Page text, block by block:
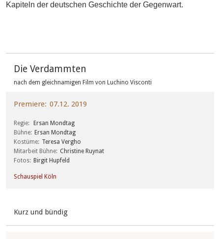
Kapiteln der deutschen Geschichte der Gegenwart.
Die Verdammten
nach dem gleichnamigen Film von Luchino Visconti
Premiere 07.12. 2019
Regie
Ersan Mondtag
Bühne Ersan Mondtag
Kostüme
Teresa Vergho
Mitarbeit Bühne
Christine Ruynat
Fotos Birgit Hupfeld
Schauspiel Köln
Kurz und bündig